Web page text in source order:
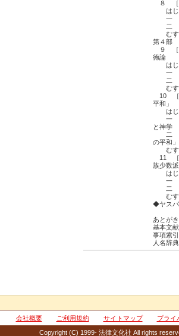
８ ［
はじ
一 近
二 刑
むす
第４部
９ ［
徳論
はじ
一 プ
二 個
むす
10 ［
平和」
はじ
一 中
と神学
二 中
の平和
むす
11 ［
族少数派
はじ
一 国
二 国
むす
◆ヤスパ
あとがき
基本文
事項索引
人名辞典
会社概要 ご利用規約 サイトマップ
プライ
Copyright (C) 1999- 法律文化社 All rights